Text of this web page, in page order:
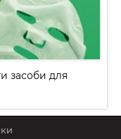
засоби для